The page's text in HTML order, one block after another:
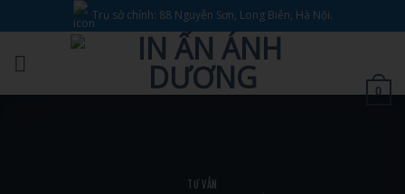
qua
nội
dung
Trụ sở chính: 88 Nguyễn Sơn, Long Biên, Hà Nội.
0
TƯ VẤN